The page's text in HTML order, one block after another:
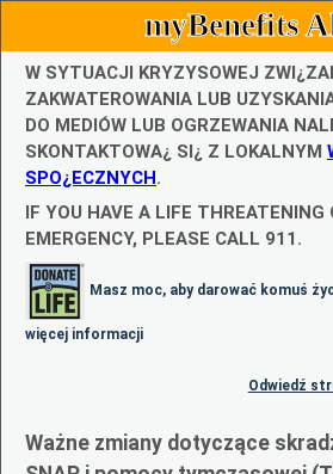
myBenefits
W SYTUACJI KRYZYSOWEJ
ZAKWATEROWANIA LUB
DO MEDIÓW LUB OGRZEWANIA
SKONTAKTOWA¿ SI¿ Z LOKALNYM
SPO¿ECZNYCH.
IF YOU HAVE A LIFE THREATENING
EMERGENCY, PLEASE CALL 911.
Masz moc, aby darować komuś
więcej informacji
Odwiedź
Ważne zmiany dotyczące